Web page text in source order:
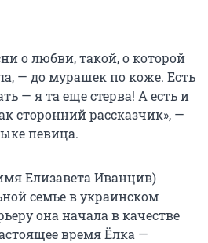
о любви, такой, о которой
— до мурашек по коже. Есть
— я та еще стерва! А есть и
сторонний рассказчик», —
певица.
Елизавета Иванцив)
семье в украинском
она начала в качестве
время Ёлка —